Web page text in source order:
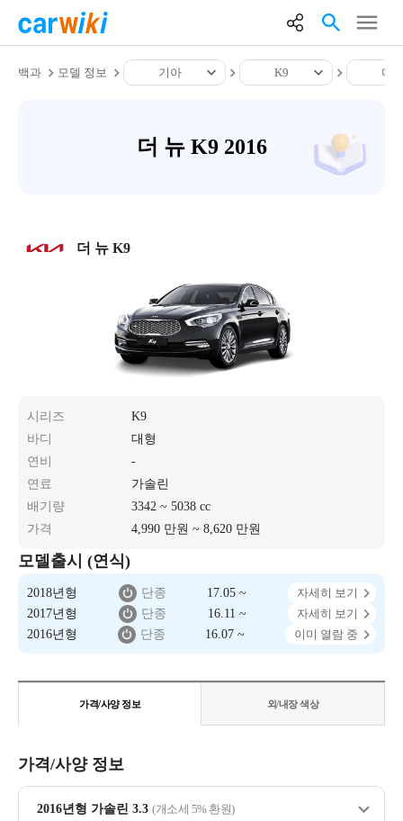
백과 모델 정보 기아 K9 더
더 뉴 K9 2016
더 뉴 K9
시리즈
K9
바디
대형
연비
-
연료
가솔린
배기량
3342 ~ 5038 cc
가격
4,990 만원 ~ 8,620 만원
모델출시 (연식)
2018년형 단종 17.05 ~
자세히 보기
2017년형
단종 16.11 ~
자세히 보기
2016년형
단종 16.07 ~ 이미 열람 중
가격/사양 정보 외/내장 색상
가격/사양 정보
2016년형 가솔린 3.3 (개소세 5% 환원)